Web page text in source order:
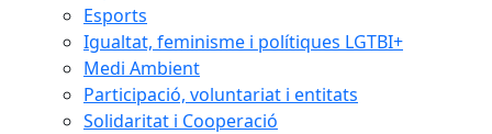
Esports
Igualtat, feminisme i polítiques LGTBI+
Medi Ambient
Participació, voluntariat i entitats
Solidaritat i Cooperació